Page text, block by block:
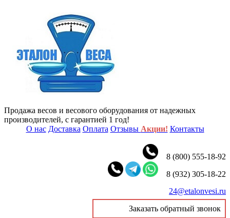
Продажа весов и весового оборудования от надежных
производителей, с гарантией 1 год!
О нас Доставка Оплата Отзывы Акции! Контакты
8 (800) 555-18-92
8 (932) 305-18-22
24@etalonvesi.ru
Заказать обратный звонок